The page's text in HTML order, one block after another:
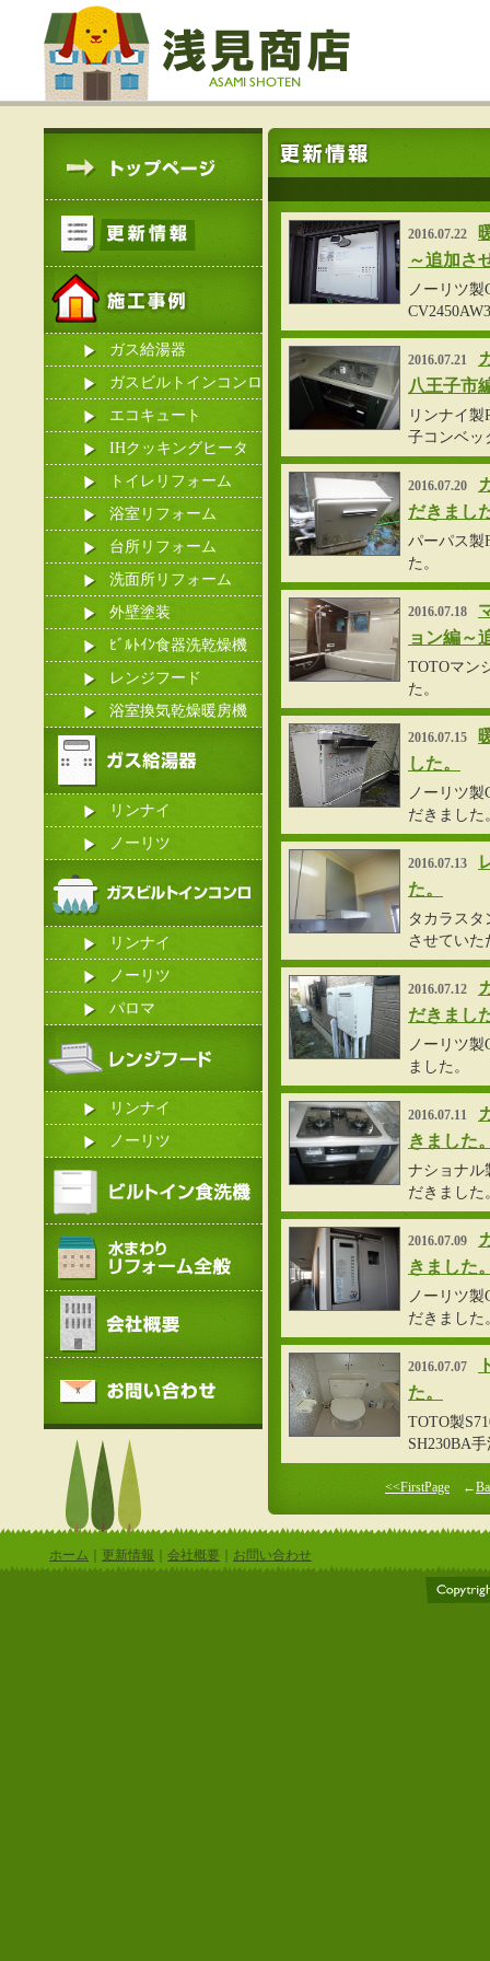
ガス給湯器
ガスビルトインコンロ
エコキュート
IHクッキングヒータ
ー
トイレリフォーム
浴室リフォーム
台所リフォーム
洗面所リフォーム
外壁塗装
ﾋﾞﾙﾄｲﾝ食器洗乾燥機
レンジフード
浴室換気乾燥暖房機
リンナイ
ノーリツ
リンナイ
ノーリツ
パロマ
リンナイ
ノーリツ
2016.07.22
～追加さ
ノーリツ
2016.07.21
八王子市
リンナイ製
子コンベッ
2016.07.20
だきまし
パーパス製
た。
2016.07.18
ョン編～
TOTOマン
た。
2016.07.15
した。
ノーリツ
だきました
2016.07.13
た。
タカラスタ
させていた
2016.07.12
だきまし
ノーリツ製
ました。
2016.07.11
きました
ナショナル
だきました
2016.07.09
きました
ノーリツ製
だきました
2016.07.07
た。
TOTO製
SH230BA
<<FirstPage ←
ホーム 更新情報 会社概要 お問い合わせ